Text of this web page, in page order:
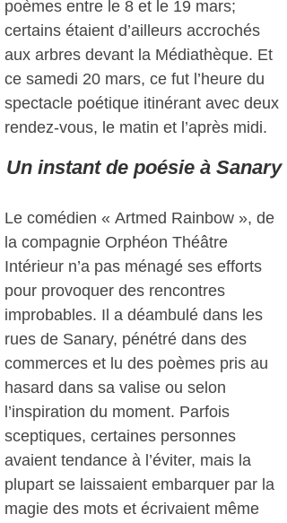
poèmes entre le 8 et le 19 mars;
certains étaient d’ailleurs accrochés
aux arbres devant la Médiathèque. Et
ce samedi 20 mars, ce fut l’heure du
spectacle poétique itinérant avec deux
rendez-vous, le matin et l’après midi.
Un instant de poésie à Sanary
Le comédien « Artmed Rainbow », de
la compagnie Orphéon Théâtre
Intérieur n’a pas ménagé ses efforts
pour provoquer des rencontres
improbables. Il a déambulé dans les
rues de Sanary, pénétré dans des
commerces et lu des poèmes pris au
hasard dans sa valise ou selon
l’inspiration du moment. Parfois
sceptiques, certaines personnes
avaient tendance à l’éviter, mais la
plupart se laissaient embarquer par la
magie des mots et écrivaient même